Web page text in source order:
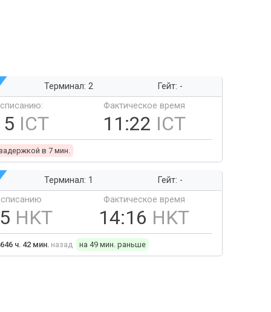
Терминал: 2
Гейт: -
ICT
Фактическое время
11:22 ICT
в 7 мин.
Терминал: 1
Гейт: -
HKT
Фактическое время
14:16 HKT
ч. 42 мин. назад на 49 мин. раньше